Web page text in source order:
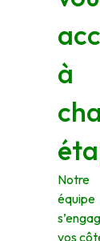
à
Notre
équipe
vos